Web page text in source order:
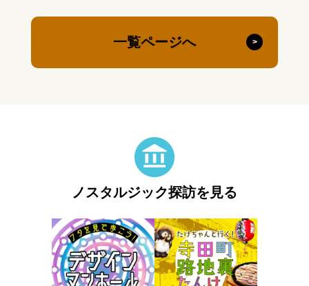
一覧ページへ
ノスタルジック探訪を見る